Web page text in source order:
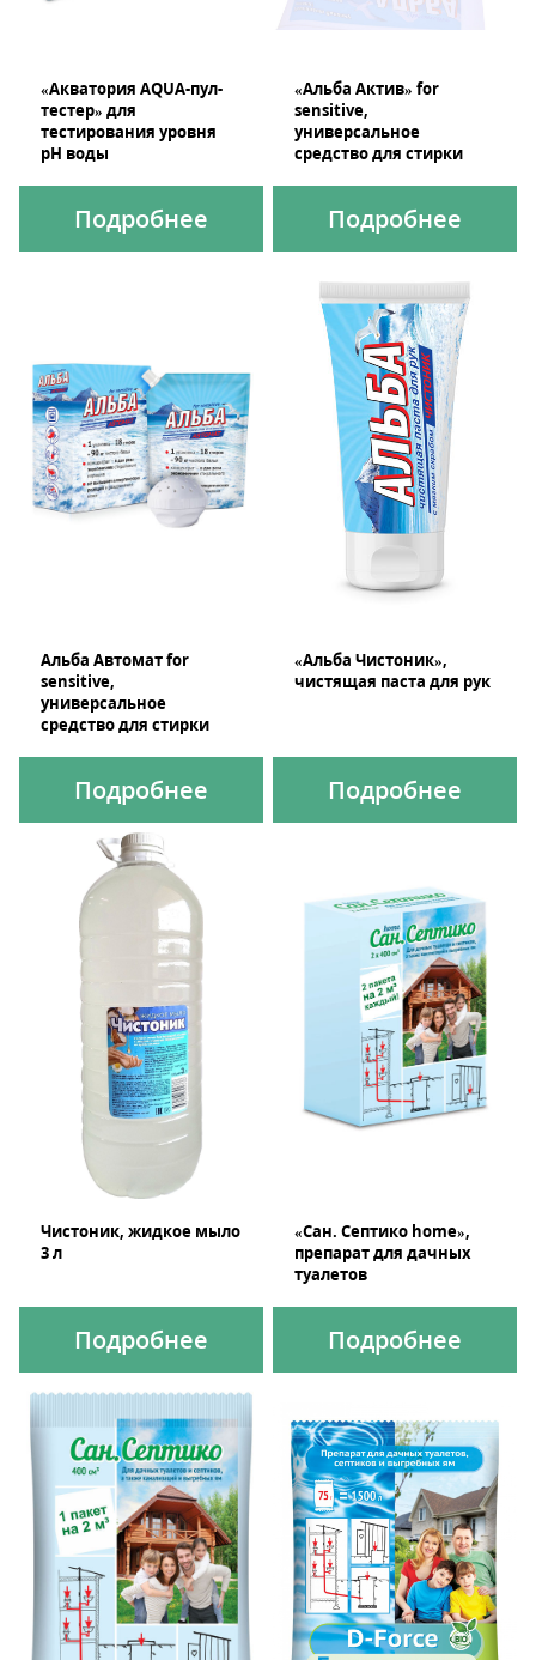
«Акватория AQUA-пул-
тестер» для
тестирования уровня
pH воды
Подробнее
«Альба Актив» for
sensitive,
универсальное
средство для стирки
Подробнее
Альба Автомат for
sensitive,
универсальное
средство для стирки
Подробнее
«Альба Чистоник»,
чистящая паста для рук
Подробнее
Чистоник, жидкое мыло
3 л
Подробнее
«Сан. Септико home»,
препарат для дачных
туалетов
Подробнее